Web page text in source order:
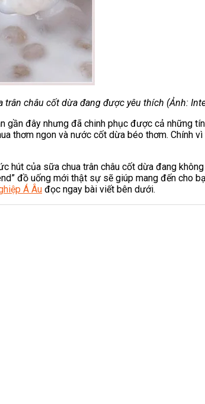
trân châu cốt dừa đang được yêu thích (Ảnh:
gần đây nhưng đã chinh phục được cả những
thơm ngon và nước cốt dừa béo thơm. Chính
hút của sữa chua trân châu cốt dừa đang
đồ uống mới thật sự sẽ giúp mang đến cho
Á Âu đọc ngay bài viết bên dưới.